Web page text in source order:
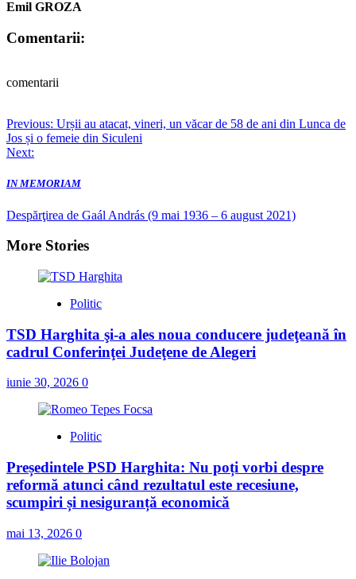
Emil GROZA
Comentarii:
comentarii
Post
navigation
Previous: Urșii au atacat, vineri, un văcar de 58 de ani din Lunca de
Jos și o femeie din Siculeni
Next:
IN MEMORIAM
Despărţirea de Gaál András (9 mai 1936 – 6 august 2021)
More Stories
Politic
TSD Harghita şi-a ales noua conducere judeţeană în
cadrul Conferinţei Judeţene de Alegeri
iunie 30, 2026 0
Politic
Președintele PSD Harghita: Nu poți vorbi despre
reformă atunci când rezultatul este recesiune,
scumpiri și nesiguranță economică
mai 13, 2026 0